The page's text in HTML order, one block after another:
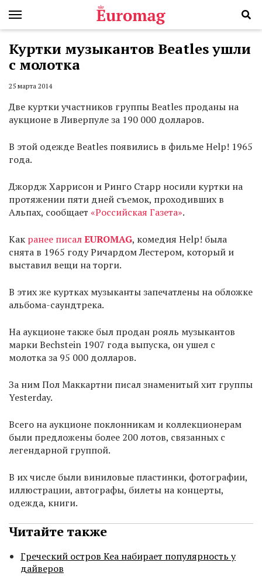
Куртки музыкантов Beatles ушли
с молотка
25 марта 2014
Две куртки участников группы Beatles проданы на
аукционе в Ливерпуле за 190 000 долларов.
В этой одежде Beatles появились в фильме Help! 1965
года.
Джордж Харрисон и Ринго Старр носили куртки на
протяжении пяти дней съемок, проходивших в
Альпах, сообщает «Российская Газета».
Как ранее писалEUROMAG, комедия Help! была
снята в 1965 году Ричардом Лестером, который и
выставил вещи на торги.
В этих же куртках музыканты запечатлены на обложке
альбома-саундтрека.
На аукционе также был продан рояль музыкантов
марки Bechstein 1907 года выпуска, он ушел с
молотка за 95 000 долларов.
За ним Пол Маккартни писал знаменитый хит группы
Yesterday.
Всего на аукционе поклонникам и коллекционерам
были предложены более 200 лотов, связанных с
легендарной группой.
В их числе были виниловые пластинки, фотографии,
иллюстрации, автографы, билеты на концерты,
одежда, книги.
Читайте также
Греческий остров Кеа набирает популярность у
дайверов